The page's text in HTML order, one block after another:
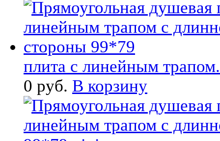
плита с линейным
0 руб. В корзину